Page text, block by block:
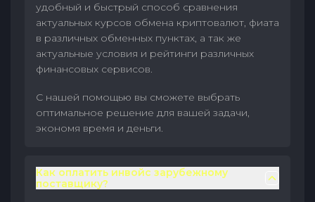
удобный и быстрый способ сравнения
актуальных курсов обмена криптовалют, фиата
в различных обменных пунктах, а так же
актуальные условия и рейтинги различных
финансовых сервисов.
С нашей помощью вы сможете выбрать
оптимальное решение для вашей задачи,
экономя время и деньги.
Как оплатить инвойс зарубежному
поставщику?